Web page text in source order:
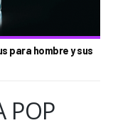
para hombre y sus
POP